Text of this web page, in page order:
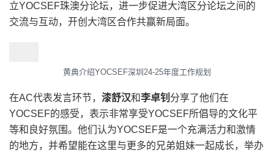
立YOCSEF珠澳分论坛，进一步促进大湾区分论坛之间的
交流与互动，开创大湾区合作共赢新局面。
黄典介绍YOCSEF深圳24-25年度工作规划
在AC代表发言环节， 漆舒汉和李卓钊 分享了他们在
YOCSEF的感受，表示非常享受YOCSEF所倡导的文化平
等和良好氛围。他们认为YOCSEF是一个充满活力和激情
的地方，并希望能在这里与更多的兄弟姐妹一起成长，举办